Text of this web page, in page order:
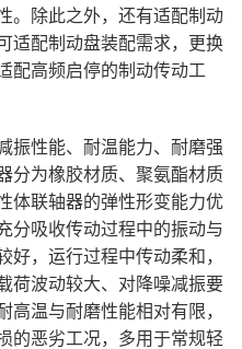
。除此之外，还有适配制动
适配制动盘装配需求，更换
配高频启停的制动传动工
振性能、耐温能力、耐磨强
分为橡胶材质、聚氨酯材质
体联轴器的弹性形变能力优
分吸收传动过程中的振动与
好，运行过程中传动柔和，
荷波动较大、对降噪减振要
高温与耐磨性能相对有限，
的恶劣工况，多用于常规轻